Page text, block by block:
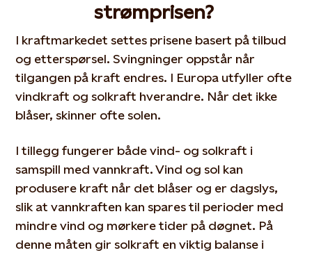
strømprisen?
I kraftmarkedet settes prisene basert på tilbud
og etterspørsel. Svingninger oppstår når
tilgangen på kraft endres. I Europa utfyller ofte
vindkraft og solkraft hverandre. Når det ikke
blåser, skinner ofte solen.
I tillegg fungerer både vind- og solkraft i
samspill med vannkraft. Vind og sol kan
produsere kraft når det blåser og er dagslys,
slik at vannkraften kan spares til perioder med
mindre vind og mørkere tider på døgnet. På
denne måten gir solkraft en viktig balanse i